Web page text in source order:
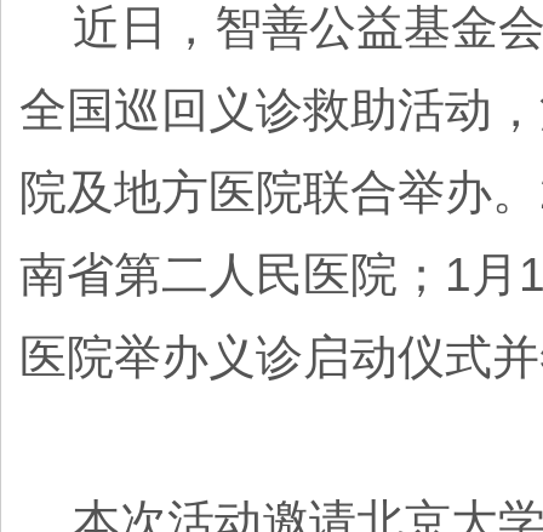
近日，智善公益基金会
全国巡回义诊救助活动
院及地方医院联合举办
南省第二人民医院；1月
医院举办义诊启动仪式